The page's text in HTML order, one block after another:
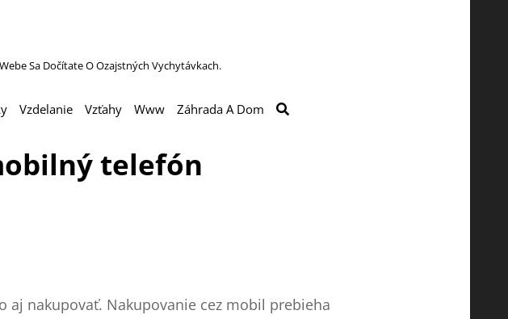
Sa Dočítate O Ozajstných Vychytávkach.
Vzdelanie Vzťahy Www Záhrada A Dom
telefón
aj nakupovať. Nakupovanie cez mobil prebieha